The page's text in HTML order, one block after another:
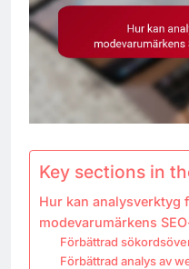
Key sections in
Hur kan analysverktyg
modevarumärkens
Förbättrad
Förbättrad analys av